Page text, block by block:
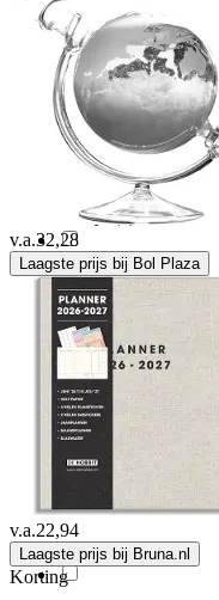
BIC (2)
Big Buy Cooking(1)
Bong(1)
Brady(2)
Bronyl(1)
Brother(3)
Bruynzeel
Caran d'Ache(1)
v.a.32,28
Laagste prijs bij Bol Plaza
v.a.22,94
Laagste prijs bij Bruna.nl
Korting